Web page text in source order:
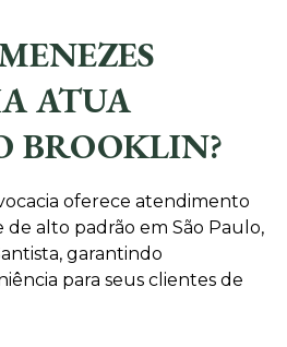
ATUA
BROOKLIN?
oferece atendimento
de alto padrão em São Paulo,
garantindo
para seus clientes de